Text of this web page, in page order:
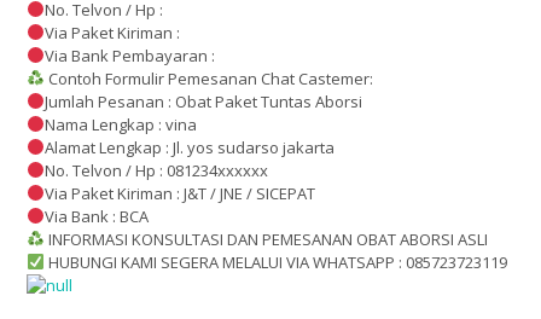
No. Telvon / Hp :
Via Paket Kiriman :
Via Bank Pembayaran :
Contoh Formulir Pemesanan Chat Castemer:
Jumlah Pesanan : Obat Paket Tuntas Aborsi
Nama Lengkap : vina
Alamat Lengkap : Jl. yos sudarso jakarta
No. Telvon / Hp : 081234xxxxxx
Via Paket Kiriman : J&T / JNE / SICEPAT
Via Bank : BCA
INFORMASI KONSULTASI DAN PEMESANAN OBAT ABORSI ASLI
HUBUNGI KAMI SEGERA MELALUI VIA WHATSAPP : 085723723119